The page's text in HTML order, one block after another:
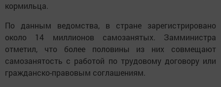
кормильца.
По данным ведомства, в стране зарегистрировано
около 14 миллионов самозанятых. Замминистра
отметил, что более половины из них совмещают
самозанятость с работой по трудовому договору или
гражданско-правовым соглашениям.